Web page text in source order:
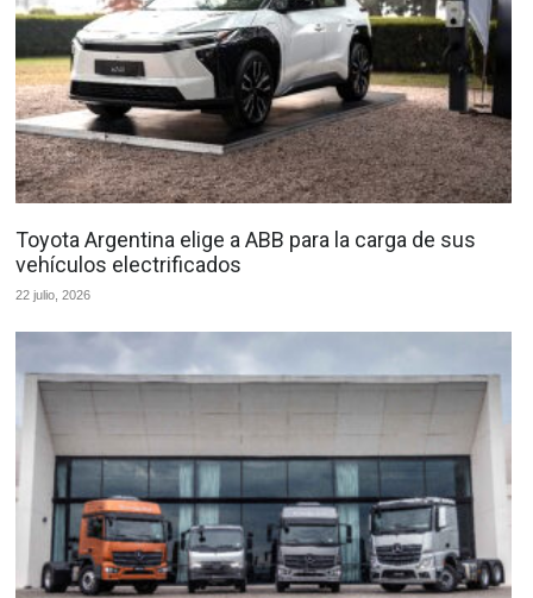
Toyota Argentina elige a ABB para la carga de sus
vehículos electrificados
22 julio, 2026